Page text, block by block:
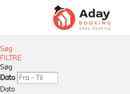
Søg
FILTRE
Søg
Dato
Dato